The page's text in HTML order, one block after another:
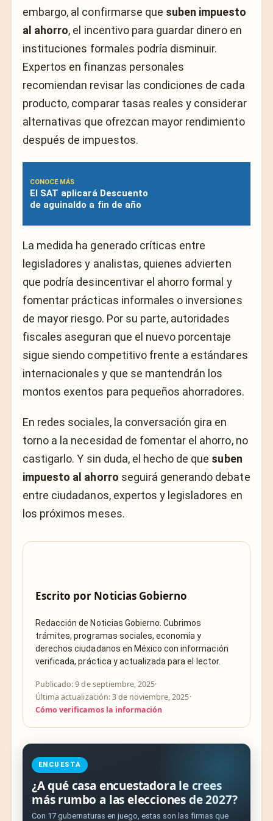
embargo, al confirmarse que suben impuesto
al ahorro, el incentivo para guardar dinero en
instituciones formales podría disminuir.
Expertos en finanzas personales
recomiendan revisar las condiciones de cada
producto, comparar tasas reales y considerar
alternativas que ofrezcan mayor rendimiento
después de impuestos.
CONOCE MÁS
El SAT aplicará Descuento
de aguinaldo a fin de año
La medida ha generado críticas entre
legisladores y analistas, quienes advierten
que podría desincentivar el ahorro formal y
fomentar prácticas informales o inversiones
de mayor riesgo. Por su parte, autoridades
fiscales aseguran que el nuevo porcentaje
sigue siendo competitivo frente a estándares
internacionales y que se mantendrán los
montos exentos para pequeños ahorradores.
En redes sociales, la conversación gira en
torno a la necesidad de fomentar el ahorro, no
castigarlo. Y sin duda, el hecho de que suben
impuesto al ahorro seguirá generando debate
entre ciudadanos, expertos y legisladores en
los próximos meses.
Escrito por Noticias Gobierno
Redacción de Noticias Gobierno. Cubrimos
trámites, programas sociales, economía y
derechos ciudadanos en México con información
verificada, práctica y actualizada para el lector.
Publicado: 9 de septiembre, 2025·
Última actualización: 3 de noviembre, 2025·
Cómo verificamos la información
ENCUESTA
¿A qué casa encuestadora le crees
más rumbo a las elecciones de 2027?
Con 17 gubernaturas en juego, estas son las firmas que